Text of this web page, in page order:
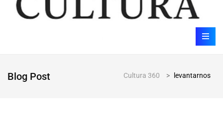
Blog Post Cultura 360 > levantarnos